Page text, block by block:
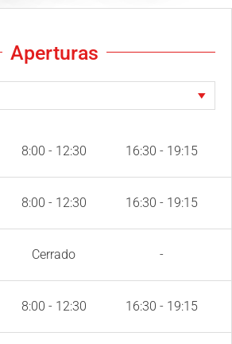
Aperturas
8:00 - 12:30 16:30 - 19:15
8:00 - 12:30 16:30 - 19:15
Cerrado -
8:00 - 12:30 16:30 - 19:15